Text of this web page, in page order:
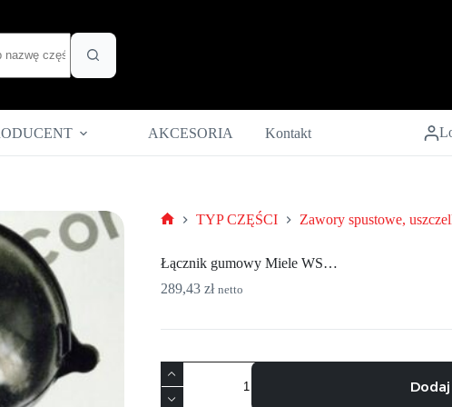
AKCESORIA Kontakt
TYP CZĘŚCI Zawory spustowe,
Łącznik gumowy Miele WS…
289,43 zł netto
ilość
Łącznik
gumowy